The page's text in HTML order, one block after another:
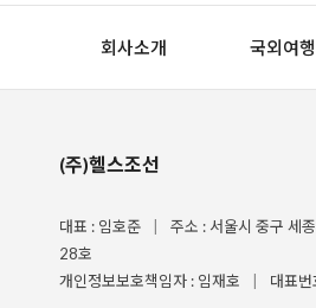
회사소개 국외여
(주)헬스조선
대표 : 임호준
주소 : 서울시 중구 세
28호
개인정보보호책임자 : 임재호
대표번